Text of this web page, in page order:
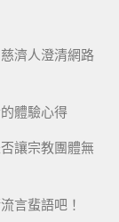
濟人澄清網路
體驗心得
讓宗教團體無
言蜚語吧！